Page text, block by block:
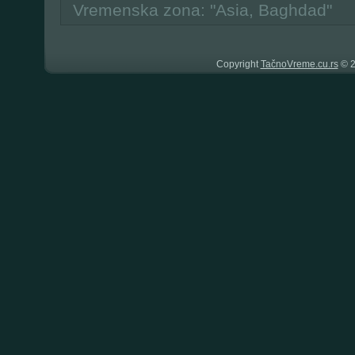
Vremenska zona: "Asia, Baghdad"
CopyrightTačnoVreme.cu.rs©